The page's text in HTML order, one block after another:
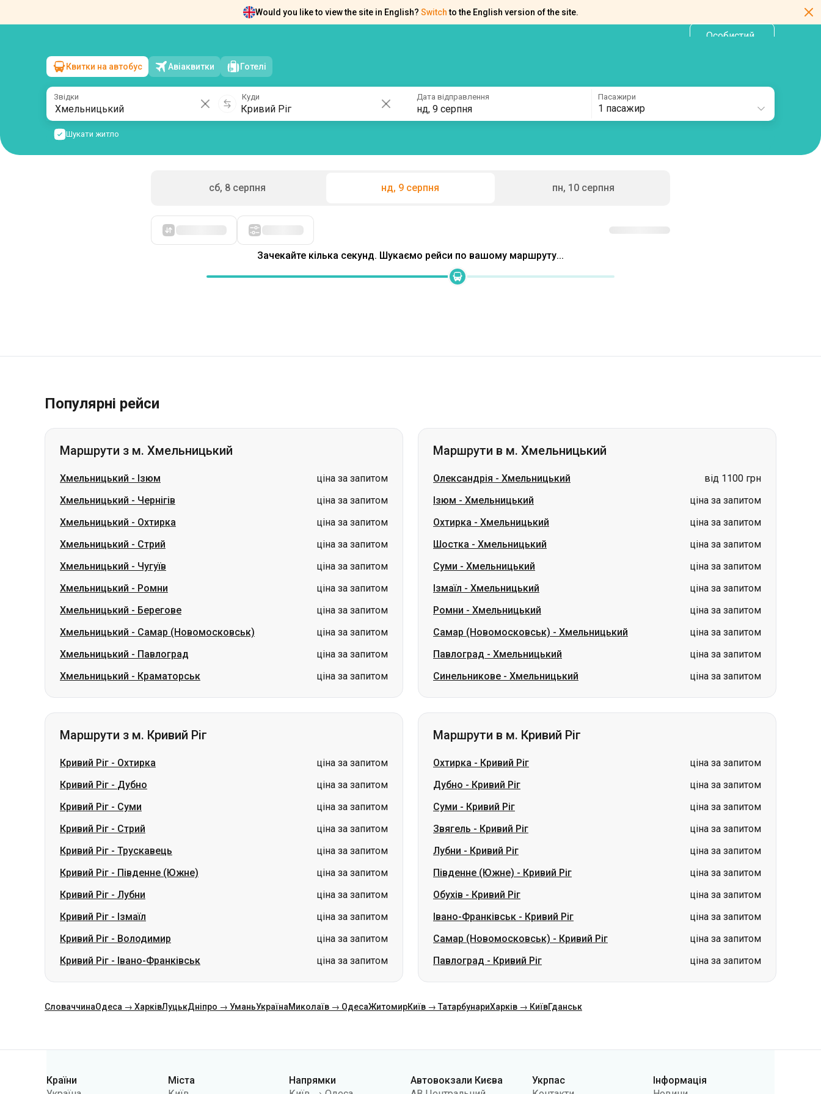
Would you like to view the site in English? Switch to the English version of the site.
Особистий
Хмельницький→Кривий Ріг
нд, 9 серпня/1 пасажир
Квитки на автобус Авіаквитки Готелі
Звідки Куди Дата відправлення
нд, 9 серпня
Пасажири
1 пасажир
Шукати житло
сб, 8 серпня нд, 9 серпня пн, 10 серпня
Спочатку дешеві
Хмельницький
Хмельницький -Охтирка
Хмельницький-Стрий
ціна за запитом
Хмельницький-Чугуїв
ціна за запитом
Хмельницький-Ромни
ціна за запитом
Хмельницький-Берегове
ціна за запитом
Хмельницький-Самар (Новомосковськ)
ціна за запитом
Хмельницький-Павлоград
ціна за запитом
Хмельницький-Краматорськ ціна за запитом
Охтирка- Хмельницький
Шостка-Хмельницький
ціна за запитом
Суми-Хмельницький
ціна за запитом
Ізмаїл-Хмельницький
ціна за запитом
Ромни-Хмельницький
ціна за запитом
Самар (Новомосковськ)
ціна за запитом
Павлоград-Хмельницький
ціна за запитом
Синельникове-Хмельницький ціна за запитом
Маршрути з м. Кривий Ріг
Кривий Ріг-Охтирка
ціна за запитом
Кривий Ріг -Суми
Кривий Ріг-Стрий
ціна за запитом
Кривий Ріг-Трускавець
ціна за запитом
Кривий Ріг-Південне (Южне)
ціна за запитом
Кривий Ріг-Лубни
ціна за запитом
Кривий Ріг-Ізмаїл
ціна за запитом
Кривий Ріг-Володимир
ціна за запитом
Кривий Ріг-Івано-Франківськ ціна за запитом
Маршрути в м. Кривий Ріг
Охтирка-Кривий Ріг
ціна за запитом
Суми-Кривий Ріг
Звягель-Кривий Ріг
ціна за запитом
Лубни-Кривий Ріг
ціна за запитом
Південне (Южне)-
ціна за запитом
Обухів-Кривий Ріг
ціна за запитом
Івано-Франківськ-
ціна за запитом
Самар (Новомосковськ)-Кривий Ріг
ціна за запитом
Павлоград-Кривий Ріг ціна за запитом
СловаччинаОдеса → ХарківЛуцьк Миколаїв → ОдесаЖитомир Київ → ТатарбунариХарків → КиївГданськ
Категорії
Німеччина
Чехія
Дніпро
Львів
Варшава → Дніпро
Дніпро → Одеса
АС Південна
АС Дарниця
Політики
конфіденційності
Повернення квитків
Карта сайту